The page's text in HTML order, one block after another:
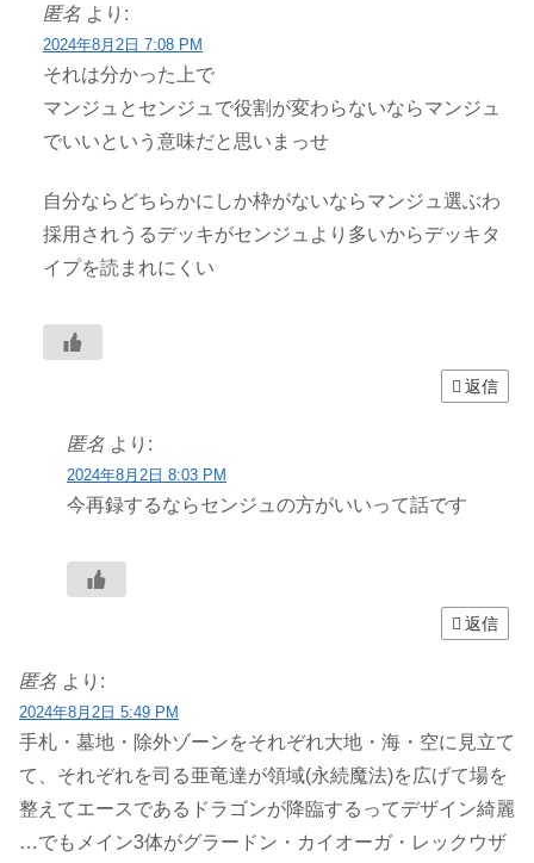
匿名 より:
2024年8月2日 7:08 PM
それは分かった上で
マンジュとセンジュで役割が変わらないならマンジュ
でいいという意味だと思いまっせ
自分ならどちらかにしか枠がないならマンジュ選ぶわ
採用されうるデッキがセンジュより多いからデッキタ
イプを読まれにくい
返信
匿名 より:
2024年8月2日 8:03 PM
今再録するならセンジュの方がいいって話です
返信
匿名 より:
2024年8月2日 5:49 PM
手札・墓地・除外ゾーンをそれぞれ大地・海・空に見立て
て、それぞれを司る亜竜達が領域(永続魔法)を広げて場を
整えてエースであるドラゴンが降臨するってデザイン綺麗
…でもメイン3体がグラードン・カイオーガ・レックウザ